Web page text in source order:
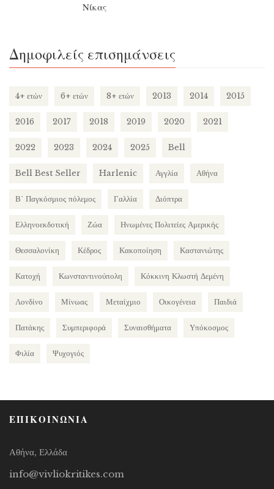
Νίκας
Δημοφιλείς επισημάνσεις
4+ ετών 6+ ετών 8+ ετών 2013 2014 2015
2016 2017 2018 2019 2020 2021
2022 2023 2024 2025 Bell
Bell Best Seller Harlenic Αγγλία Αθήνα
Β΄ Παγκόσμιος πόλεμος Γαλλία Διόπτρα
Ελληνοεκδοτική Ζώα Ηνωμένες Πολιτείες Αμερικής
Θεσσαλονίκη Κέδρος Κακοποίηση Καστανιώτης
Κατοχή Κωνσταντινούπολη Κόκκινη Κλωστή Δεμένη
Λονδίνο Μίνωας Μεταίχμιο Οικογένεια Παιδιά
Πατάκης Συμπεριφορά Συναισθήματα Υπόκοσμος
Φιλία Ψυχογιός
ΕΠΙΚΟΙΝΩΝΙΑ
Αθήνα, Ελλάδα
info@vivliokritikes.com